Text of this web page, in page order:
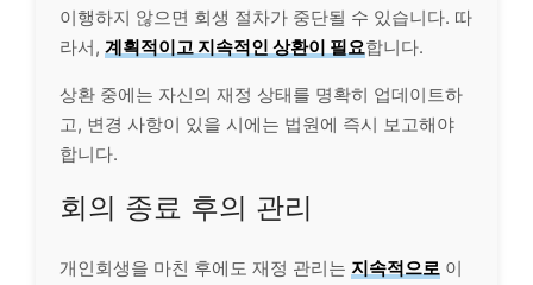
이행하지 않으면 회생 절차가 중단될 수 있습니다. 따
라서, 계획적이고 지속적인 상환이 필요합니다.
상환 중에는 자신의 재정 상태를 명확히 업데이트하
고, 변경 사항이 있을 시에는 법원에 즉시 보고해야
합니다.
회의 종료 후의 관리
개인회생을 마친 후에도 재정 관리는 지속적으로 이